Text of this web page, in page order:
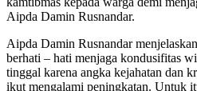
Aipda Damin Rusnandar.
Aipda Damin Rusnandar
berhati – hati menjaga kondusifitas
tinggal karena angka kejahatan dan
ikut mengalami peningkatan. Untuk